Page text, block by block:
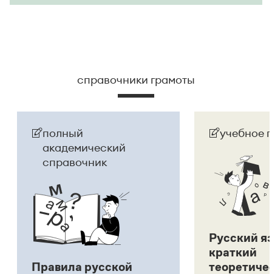
справочники грамоты
полный
академический
справочник
Правила русской
учебное
Русский
краткий